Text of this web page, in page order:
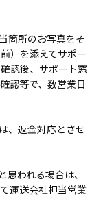
箇所のお写真をそ
）を添えてサポー
認後、サポート窓
認等で、数営業日
、返金対応とさせ
われる場合は、
運送会社担当営業